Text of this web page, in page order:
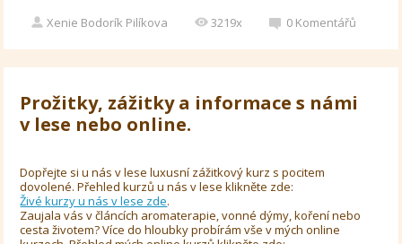
Xenie Bodorík Pilíkova 3219x 0 Komentářů
Prožitky, zážitky a informace s námi
v lese nebo online.
Dopřejte si u nás v lese luxusní zážitkový kurz s pocitem
dovolené. Přehled kurzů u nás v lese klikněte zde:
Živé kurzy u nás v lese zde.
Zaujala vás v článcích aromaterapie, vonné dýmy, koření nebo
cesta životem? Více do hloubky probírám vše v mých online